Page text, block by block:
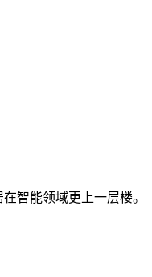
智能领域更上一层楼。